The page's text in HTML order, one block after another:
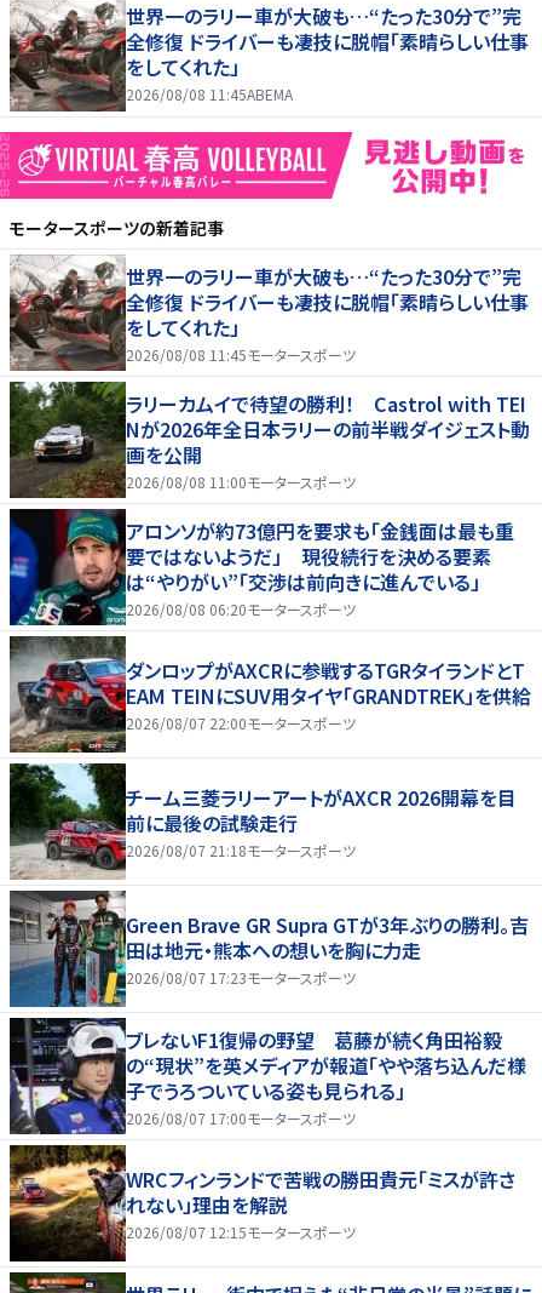
世界一のラリー車が大破も…“たった30分で”完
全修復 ドライバーも凄技に脱帽「素晴らしい仕事
をしてくれた」
2026/08/08 11:45ABEMA
モータースポーツの新着記事
世界一のラリー車が大破も…“たった30分で”完
全修復 ドライバーも凄技に脱帽「素晴らしい仕事
をしてくれた」
2026/08/08 11:45モータースポーツ
ラリーカムイで待望の勝利！ Castrol with TEI
Nが2026年全日本ラリーの前半戦ダイジェスト動
画を公開
2026/08/08 11:00モータースポーツ
アロンソが約73億円を要求も「金銭面は最も重
要ではないようだ」 現役続行を決める要素
は“やりがい”「交渉は前向きに進んでいる」
2026/08/08 06:20モータースポーツ
ダンロップがAXCRに参戦するTGRタイランドとT
EAM TEINにSUV用タイヤ「GRANDTREK」を供給
2026/08/07 22:00モータースポーツ
チーム三菱ラリーアートがAXCR 2026開幕を目
前に最後の試験走行
2026/08/07 21:18モータースポーツ
Green Brave GR Supra GTが3年ぶりの勝利。吉
田は地元・熊本への想いを胸に力走
2026/08/07 17:23モータースポーツ
ブレないF1復帰の野望 葛藤が続く角田裕毅
の“現状”を英メディアが報道「やや落ち込んだ様
子でうろついている姿も見られる」
2026/08/07 17:00モータースポーツ
WRCフィンランドで苦戦の勝田貴元「ミスが許さ
れない」理由を解説
2026/08/07 12:15モータースポーツ